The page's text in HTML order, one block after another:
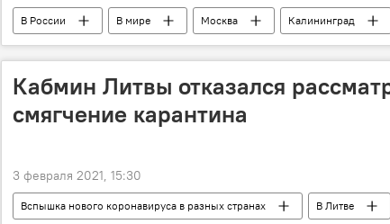
В России В мире Москва Калининград
Белоруссия
железная дорога поезд
Кабмин Литвы отказался
смягчение карантина
3 февраля 2021, 15:30
Вспышка нового коронавируса в разных странах В Литве